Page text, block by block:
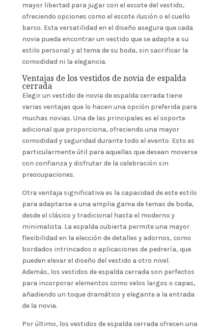
mayor libertad para jugar con el escote del vestido,
ofreciendo opciones como el escote ilusión o el cuello
barco. Esta versatilidad en el diseño asegura que cada
novia pueda encontrar un vestido que se adapte a su
estilo personal y al tema de su boda, sin sacrificar la
comodidad ni la elegancia.
Ventajas de los vestidos de novia de espalda
cerrada
Elegir un vestido de novia de espalda cerrada tiene
varias ventajas que lo hacen una opción preferida para
muchas novias. Una de las principales es el soporte
adicional que proporciona, ofreciendo una mayor
comodidad y seguridad durante todo el evento. Esto es
particularmente útil para aquellas que desean moverse
con confianza y disfrutar de la celebración sin
preocupaciones.
Otra ventaja significativa es la capacidad de este estilo
para adaptarse a una amplia gama de temas de boda,
desde el clásico y tradicional hasta el moderno y
minimalista. La espalda cubierta permite una mayor
flexibilidad en la elección de detalles y adornos, como
bordados intrincados o aplicaciones de pedrería, que
pueden elevar el diseño del vestido a otro nivel.
Además, los vestidos de espalda cerrada son perfectos
para incorporar elementos como velos largos o capas,
añadiendo un toque dramático y elegante a la entrada
de la novia.
Por último, los vestidos de espalda cerrada ofrecen una